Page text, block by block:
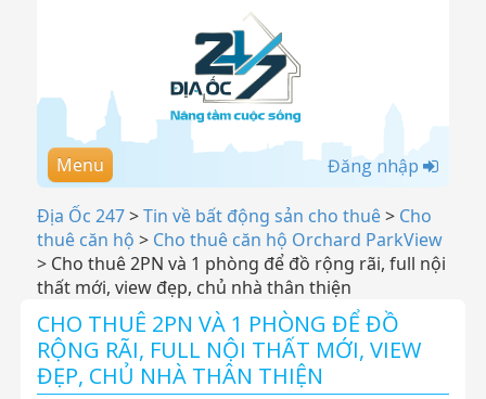
Menu Đăng nhập
Địa Ốc 247>Tin về bất động sản cho thuê> Cho
thuê căn hộ > Cho thuê căn hộ Orchard ParkView
> Cho thuê 2PN và 1 phòng để đồ rộng rãi, full nội
thất mới, view đẹp, chủ nhà thân thiện
CHO THUÊ 2PN VÀ 1 PHÒNG ĐỂ ĐỒ
RỘNG RÃI, FULL NỘI THẤT MỚI, VIEW
ĐẸP, CHỦ NHÀ THÂN THIỆN